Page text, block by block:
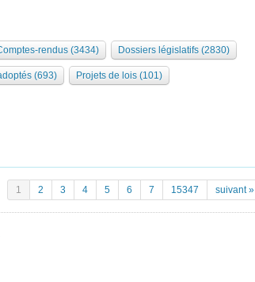
rendus (3434) Dossiers législatifs (2830)
(693) Projets de lois (101)
1 2 3 4 5 6 7 15347 suivant »